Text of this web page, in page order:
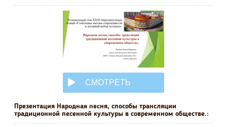
СМОТРЕТЬ
Презентация Народная песня, способы трансляции
традиционной песенной культуры в современном обществе.: